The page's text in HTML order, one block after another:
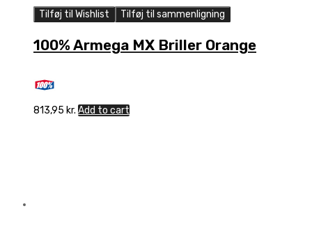
Tilføj til Wishlist Tilføj til sammenligning
100% Armega MX Briller Orange
813,95 kr. Add to cart